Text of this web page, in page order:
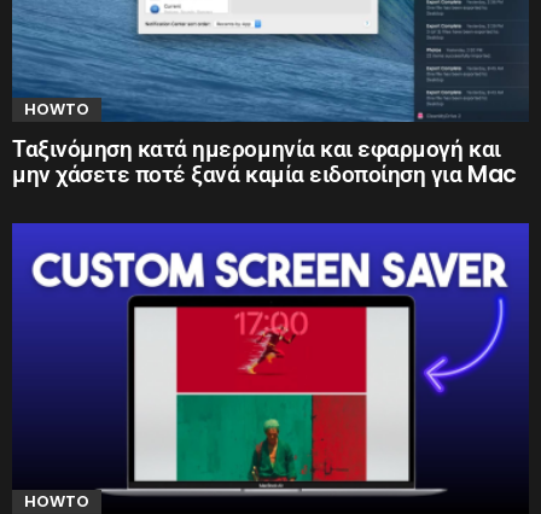
HOWTO
Ταξινόμηση κατά ημερομηνία και εφαρμογή και
μην χάσετε ποτέ ξανά καμία ειδοποίηση για Mac
HOWTO